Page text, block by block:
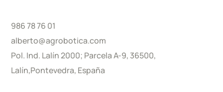
986 78 76 01
alberto@agrobotica.com
Pol. Ind. Lalín 2000; Parcela A-9, 36500,
Lalín,Pontevedra, España